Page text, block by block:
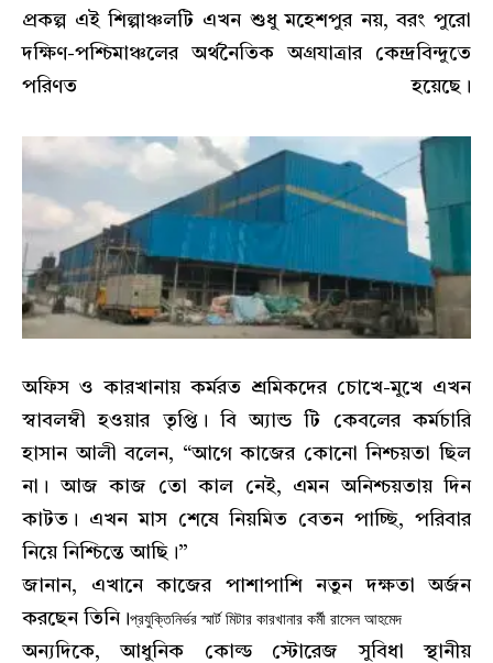
প্রকল্প এই শিল্পাঞ্চলটি এখন শুধু মহেশপুর নয়, বরং পুরো
দক্ষিণ-পশ্চিমাঞ্চলের অর্থনৈতিক অগ্রযাত্রার কেন্দ্রবিন্দুতে
পরিণত হয়েছে।
অফিস ও কারখানায় কর্মরত শ্রমিকদের চোখে-মুখে এখন
স্বাবলম্বী হওয়ার তৃপ্তি। বি অ্যান্ড টি কেবলের কর্মচারি
হাসান আলী বলেন, “আগে কাজের কোনো নিশ্চয়তা ছিল
না। আজ কাজ তো কাল নেই, এমন অনিশ্চয়তায় দিন
কাটত। এখন মাস শেষে নিয়মিত বেতন পাচ্ছি, পরিবার
নিয়ে নিশ্চিন্তে আছি।”
জানান, এখানে কাজের পাশাপাশি নতুন দক্ষতা অর্জন
করছেন তিনি।প্রযুক্তিনির্ভর স্মার্ট মিটার কারখানার কর্মী রাসেল আহমেদ
অন্যদিকে, আধুনিক কোল্ড স্টোরেজ সুবিধা স্থানীয়